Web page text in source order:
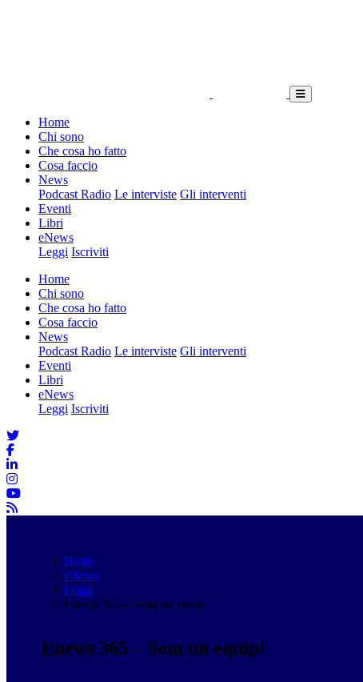
Home
Chi sono
Che cosa ho fatto
Cosa faccio
News
Podcast Radio Le interviste Gli interventi
Eventi
Libri
eNews
Leggi Iscriviti
Home
Chi sono
Che cosa ho fatto
Cosa faccio
News
Podcast Radio Le interviste Gli interventi
Eventi
Libri
eNews
Leggi Iscriviti
Home
eNews
Leggi
Enews 365 – Som un equip!
Enews 365 – Som un equip!